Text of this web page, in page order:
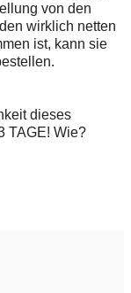
von den
wirklich netten
ist, kann sie
dieses
TAGE! Wie?